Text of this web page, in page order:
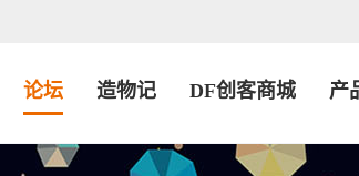
论坛 造物记 DF创客商城 产